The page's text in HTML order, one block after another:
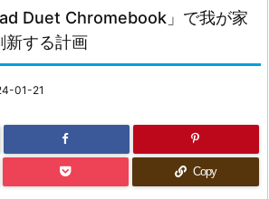
Duet Chromebook」で我が家
新する計画
01-21
Copy